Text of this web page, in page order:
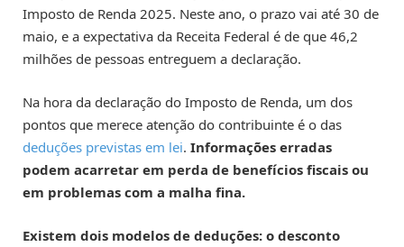
Imposto de Renda 2025. Neste ano, o prazo vai até 30 de
maio, e a expectativa da Receita Federal é de que 46,2
milhões de pessoas entreguem a declaração.
Na hora da declaração do Imposto de Renda, um dos
pontos que merece atenção do contribuinte é o das
deduções previstas em lei. Informações erradas
podem acarretar em perda de benefícios fiscais ou
em problemas com a malha fina.
Existem dois modelos de deduções: o desconto